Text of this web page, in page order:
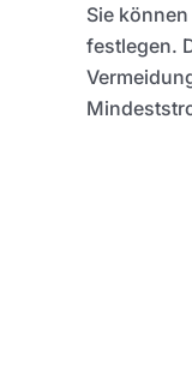
Sie
festlegen.